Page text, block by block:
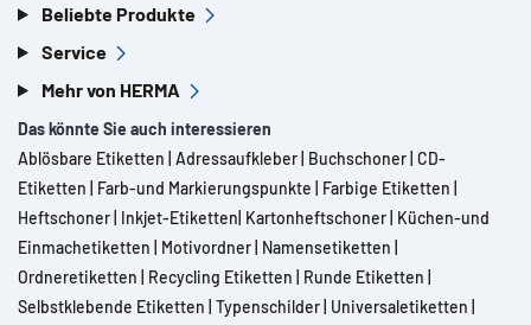
Beliebte Produkte
Service
Mehr von HERMA
Das könnte Sie auch interessieren
Ablösbare Etiketten Adressaufkleber Buchschoner CD-
Etiketten
Farb-und Markierungspunkte Farbige Etiketten
Heftschoner Inkjet-Etiketten Kartonheftschoner Küchen-und
Einmachetiketten
Motivordner Namensetiketten
Ordneretiketten
Recycling Etiketten Runde Etiketten
Selbstklebende Etiketten Typenschilder Universaletiketten